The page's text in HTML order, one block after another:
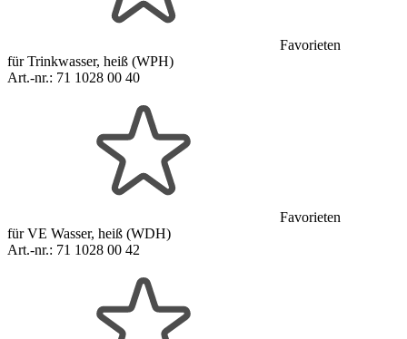
Favorieten
für Trinkwasser, heiß (WPH)
Art.-nr.: 71 1028 00 40
Favorieten
für VE Wasser, heiß (WDH)
Art.-nr.: 71 1028 00 42